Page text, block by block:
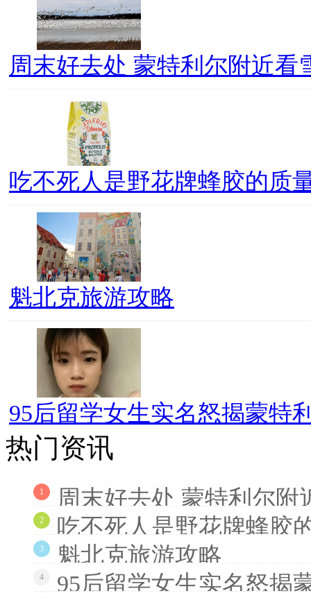
周末好去处 蒙特利尔附近看
吃不死人是野花牌蜂胶的质
魁北克旅游攻略
95后留学女生实名怒揭蒙特
热门资讯
1 周末好去处 蒙特利尔附
2 吃不死人是野花牌蜂胶
3 魁北克旅游攻略
4 95后留学女生实名怒揭